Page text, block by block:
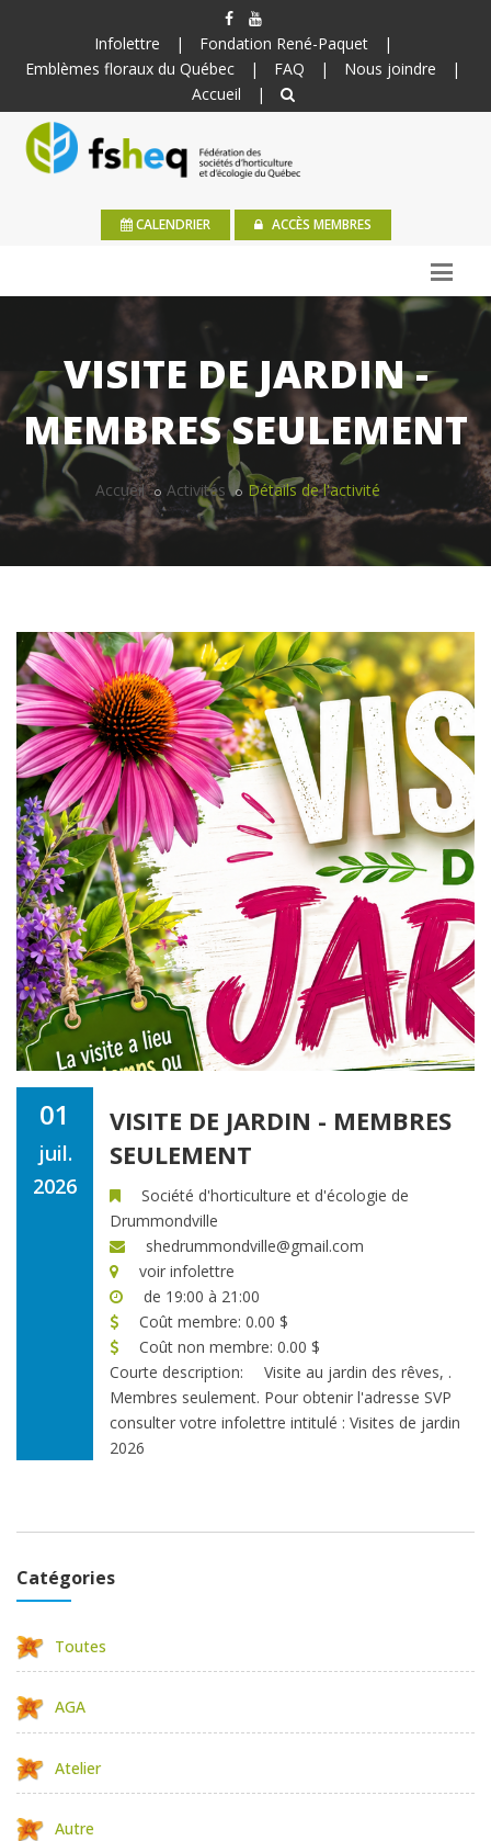
Infolettre | Fondation René-Paquet
|
Emblèmes floraux du Québec
| FAQ | Nous joindre
|
Accueil
|
CALENDRIER ACCÈS MEMBRES
VISITE DE JARDIN -
MEMBRES SEULEMENT
Accueil Activités Détails de l'activité
01
juil.
2026
VISITE DE JARDIN - MEMBRES
SEULEMENT
Société d'horticulture et d'écologie de
Drummondville
shedrummondville@gmail.com
voir infolettre
de 19:00 à 21:00
Coût membre: 0.00 $
Coût non membre: 0.00 $
Courte description:
Visite au jardin des rêves, .
Membres seulement. Pour obtenir l'adresse SVP
consulter votre infolettre intitulé : Visites de jardin
2026
Catégories
Toutes
AGA
Atelier
Autre